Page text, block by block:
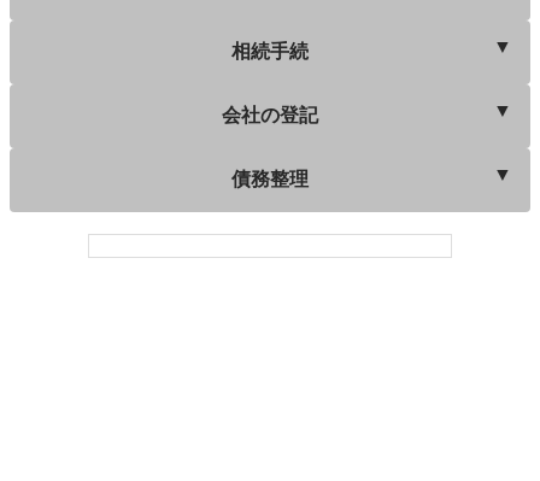
相続手続
会社の登記
債務整理